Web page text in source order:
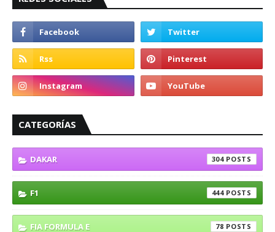
CATEGORÍAS
DAKAR 304
F1 444
FIA FORMULA E 78